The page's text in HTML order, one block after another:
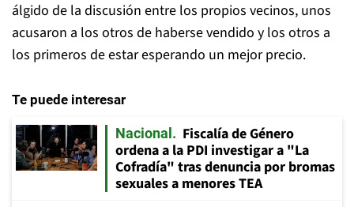
álgido de la discusión entre los propios vecinos, unos
acusaron a los otros de haberse vendido y los otros a
los primeros de estar esperando un mejor precio.
Te puede interesar
Nacional
Fiscalía de Género
ordena a la PDI investigar a "La
Cofradía" tras denuncia por bromas
sexuales a menores TEA